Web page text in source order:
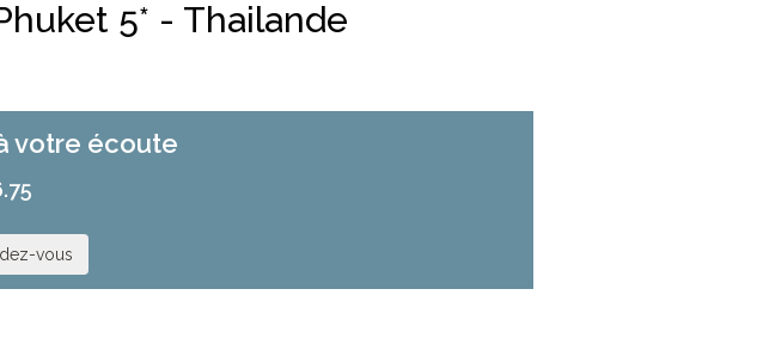
5* - Thailande
votre écoute
vous